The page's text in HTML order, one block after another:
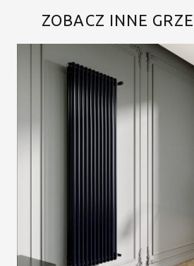
ZOBACZ INNE